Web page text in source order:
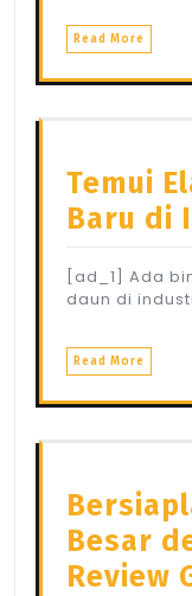
Read More
Temui
Baru di
[ad_1] Ada
daun di
Read More
Besar
Review